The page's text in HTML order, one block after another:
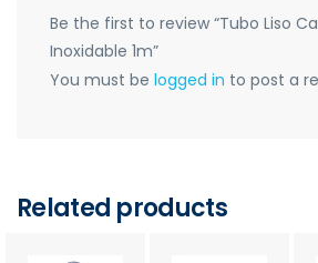
Be the first to review “Tubo Liso
Inoxidable 1m”
You must be logged in to post a
Related products